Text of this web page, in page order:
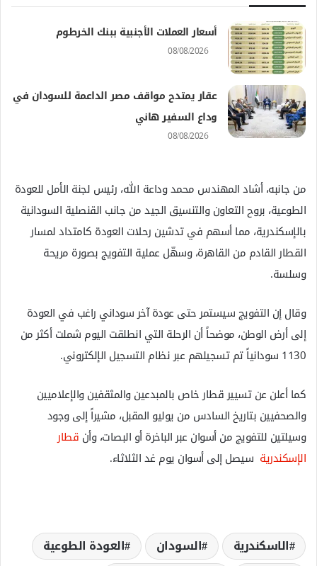
أسعار العملات الأجنبية ببنك الخرطوم
08/08/2026
عقار يمتدح مواقف مصر الداعمة للسودان في
وداع السفير هاني
08/08/2026
من جانبه، أشاد المهندس محمد وداعة الله، رئيس لجنة الأمل للعودة
الطوعية، بروح التعاون والتنسيق الجيد من جانب القنصلية السودانية
بالإسكندرية، مما أسهم في تدشين رحلات العودة كامتداد لمسار
القطار القادم من القاهرة، وسهّل عملية التفويج بصورة مريحة
وسلسة.
وقال إن التفويج سيستمر حتى عودة آخر سوداني راغب في العودة
إلى أرض الوطن، موضحاً أن الرحلة التي انطلقت اليوم شملت أكثر من
1130 سودانياً تم تسجيلهم عبر نظام التسجيل الإلكتروني.
كما أعلن عن تسيير قطار خاص بالمبدعين والمثقفين والإعلاميين
والصحفيين بتاريخ السادس من يوليو المقبل، مشيراً إلى وجود
وسيلتين للتفويج من أسوان عبر الباخرة أو البصات، وأن قطار
الإسكندرية سيصل إلى أسوان يوم غد الثلاثاء.
الاسكندرية السودان
العودة الطوعية